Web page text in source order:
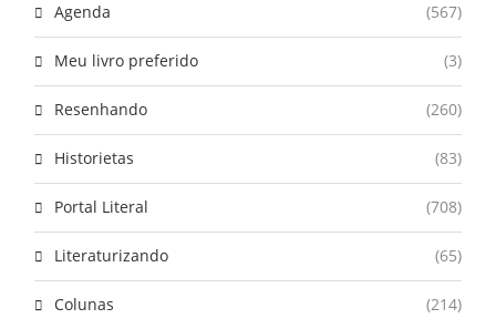
Agenda (567)
Meu livro preferido (3)
Resenhando (260)
Historietas (83)
Portal Literal (708)
Literaturizando (65)
Colunas (214)